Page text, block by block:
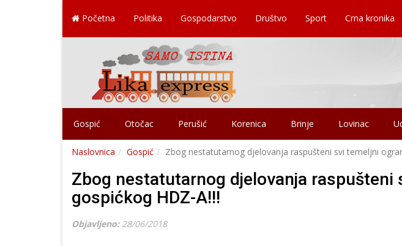
Početna Politika Gospodarstvo Društvo Sport Crna kronika
Gospić Otočac Perušić Korenica Brinje Lovinac
Naslovnica Gospić Zbog nestatutarnog djelovanja raspušteni svi temeljni
Zbog nestatutarnog djelovanja raspušteni
gospićkog HDZ-A!!!
Objavljeno: 28/06/2018